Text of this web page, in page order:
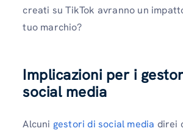
creati su TikTok avranno un
tuo marchio?
Implicazioni per i
social media
Alcuni gestori di social media direi